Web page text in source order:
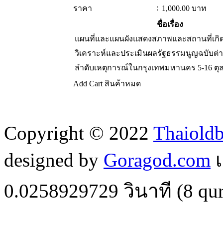
ราคา
: 1,000.00 บาท
ชื่อเรื่อง
แผนที่และแผนผังแสดงสภาพและสถานที่เ
วิเคราะห์และประเมินผลรัฐธรรมนูญฉบับต่
ลำดับเหตุการณ์ในกรุงเทพมหานคร 5-16 ตุ
Add Cart สินค้าหมด
Copyright © 2022
designed by Goragod.com
0.0258929729 วินาที (8